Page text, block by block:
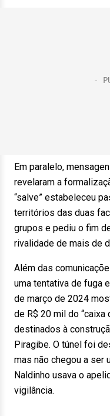
Em paralelo,
revelaram a
“salve” estabeleceu
territórios das duas
grupos e pediu o fim
rivalidade de mais de
Além das
uma tentativa de fuga
de março de 2024
de R$ 20 mil do “caixa
destinados à
Piragibe. O túnel foi
mas não chegou a ser
Naldinho usava o
vigilância.